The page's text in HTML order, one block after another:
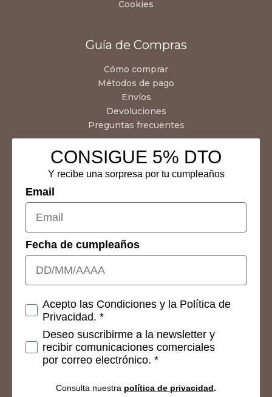
Cookies
Guía de Compras
Cómo comprar
Métodos de pago
Envíos
Devoluciones
Preguntas frecuentes
CONSIGUE 5% DTO
Y recibe una sorpresa por tu cumpleaños
Email
Fecha de cumpleaños
Consetimientos
Acepto las Condiciones y la Política de
Privacidad. *
Deseo suscribirme a la newsletter y
recibir comunicaciones comerciales
por correo electrónico. *
Consulta nuestra política de privacidad.